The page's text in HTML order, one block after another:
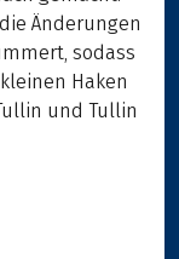
Änderungen
sodass
Haken
und Tullin